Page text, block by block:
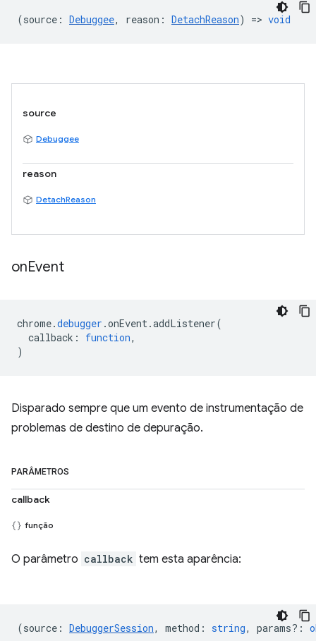
(source : Debuggee, reason : DetachReason) => void
source
Debuggee
reason
DetachReason
onEvent
chrome.debugger .onEvent.addListener(
callback : function,
)
Disparado sempre que um evento de instrumentação de
problemas de destino de depuração.
PARÂMETROS
callback
função
O parâmetro callback tem esta aparência:
(source : DebuggerSession, method : string, params? :